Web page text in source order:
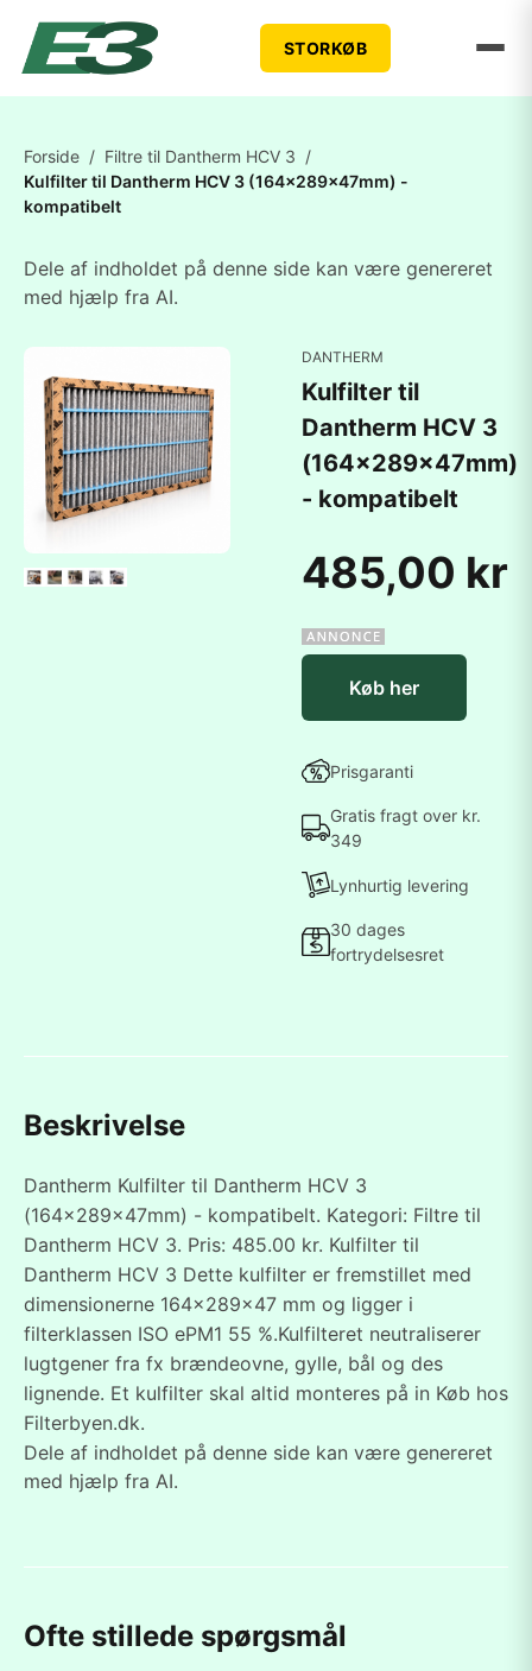
STORKØB
Forside / Filtre til Dantherm HCV 3 /
Kulfilter til Dantherm HCV 3 (164x289x47mm) -
kompatibelt
Dele af indholdet på denne side kan være genereret
med hjælp fra AI.
DANTHERM
Kulfilter til
Dantherm HCV 3
(164x289x47mm)
- kompatibelt
485,00 kr
Køb her
Prisgaranti
Gratis fragt over kr.
349
Lynhurtig levering
30 dages
fortrydelsesret
Beskrivelse
Dantherm Kulfilter til Dantherm HCV 3
(164x289x47mm) - kompatibelt. Kategori: Filtre til
Dantherm HCV 3. Pris: 485.00 kr. Kulfilter til
Dantherm HCV 3 Dette kulfilter er fremstillet med
dimensionerne 164x289x47 mm og ligger i
filterklassen ISO ePM1 55 %.Kulfilteret neutraliserer
lugtgener fra fx brændeovne, gylle, bål og des
lignende. Et kulfilter skal altid monteres på in Køb hos
Filterbyen.dk.
Dele af indholdet på denne side kan være genereret
med hjælp fra AI.
Ofte stillede spørgsmål